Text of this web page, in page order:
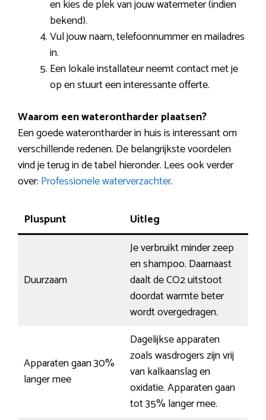
en kies de plek van jouw watermeter (indien
bekend).
Vul jouw naam, telefoonnummer en mailadres
in.
Een lokale installateur neemt contact met je
op en stuurt een interessante offerte.
Waarom een waterontharder plaatsen?
Een goede waterontharder in huis is interessant om
verschillende redenen. De belangrijkste voordelen
vind je terug in de tabel hieronder. Lees ook verder
over: Professionele waterverzachter.
Pluspunt Uitleg
Duurzaam
Je verbruikt minder zeep
en shampoo. Daarnaast
daalt de CO2 uitstoot
doordat warmte beter
wordt overgedragen.
Apparaten gaan 30%
langer mee
Dagelijkse apparaten
zoals wasdrogers zijn vrij
van kalkaanslag en
oxidatie. Apparaten gaan
tot 35% langer mee.